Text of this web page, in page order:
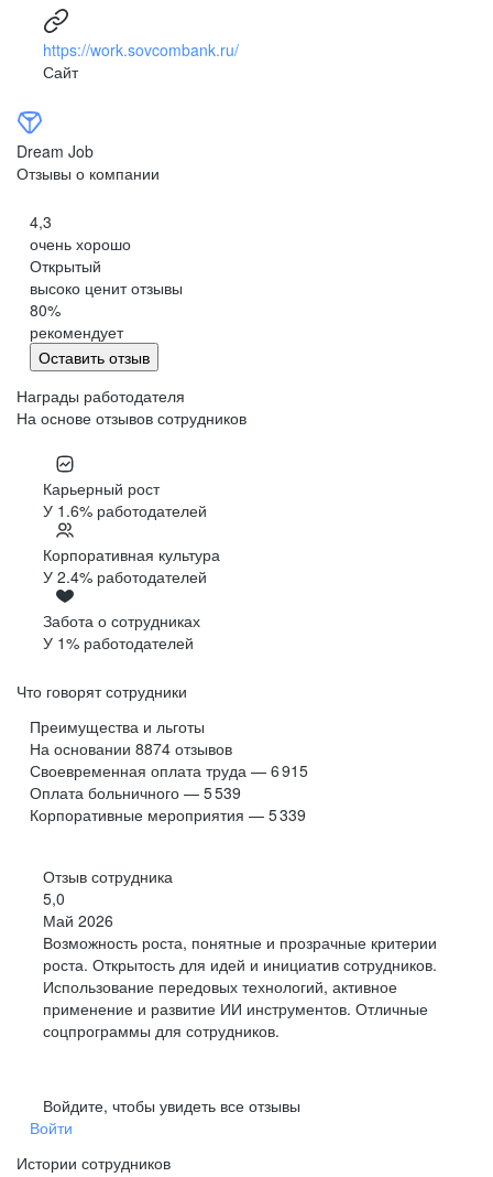
https://work.sovcombank.ru/
Сайт
Dream Job
Отзывы о компании
4,3
очень хорошо
Открытый
высоко ценит отзывы
80%
рекомендует
Оставить отзыв
Награды работодателя
На основе отзывов сотрудников
Карьерный рост
У 1.6% работодателей
Корпоративная культура
У 2.4% работодателей
Забота о сотрудниках
У 1% работодателей
Что говорят сотрудники
Преимущества и льготы
На основании 8874 отзывов
Своевременная оплата труда — 6 915
Оплата больничного — 5 539
Корпоративные мероприятия — 5 339
Отзыв сотрудника
5,0
Май 2026
Возможность роста, понятные и прозрачные критерии
роста. Открытость для идей и инициатив сотрудников.
Использование передовых технологий, активное
применение и развитие ИИ инструментов. Отличные
соцпрограммы для сотрудников.
Войдите, чтобы увидеть все отзывы
Войти
Истории сотрудников